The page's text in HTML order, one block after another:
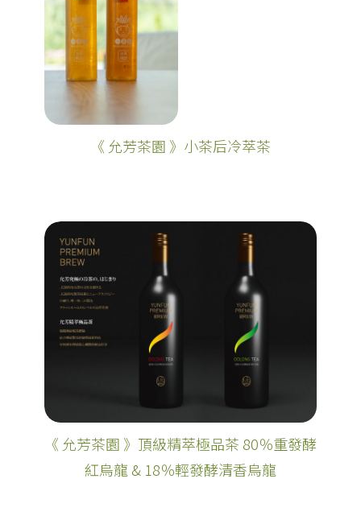
《 允芳茶園 》小茶后冷萃茶
《 允芳茶園 》頂級精萃極品茶 80％重發酵
紅烏龍 & 18％輕發酵清香烏龍